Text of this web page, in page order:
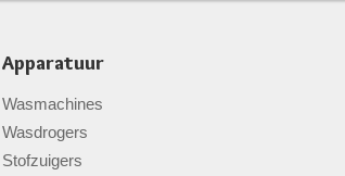
Apparatuur
Wasmachines
Wasdrogers
Stofzuigers